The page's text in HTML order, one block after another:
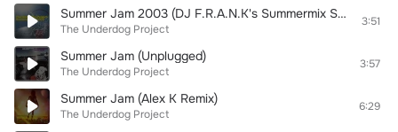
Summer Jam 2003 (DJ F.R.A.N.K's Summermix Short)
The Underdog Project
3:51
Summer Jam (Unplugged)
The Underdog Project
3:57
Summer Jam (Alex K Remix)
The Underdog Project
6:29